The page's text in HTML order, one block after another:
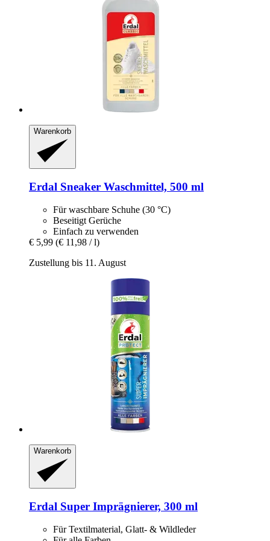
Warenkorb
Erdal Sneaker Waschmittel, 500 ml
Für waschbare Schuhe (30 °C)
Beseitigt Gerüche
Einfach zu verwenden
€ 5,99 (€ 11,98 / l)
Zustellung bis 11. August
Warenkorb
Erdal Super Imprägnierer, 300 ml
Für Textilmaterial, Glatt- & Wildleder